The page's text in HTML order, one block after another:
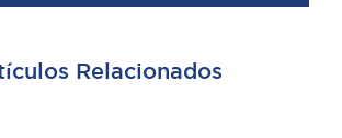
Relacionados